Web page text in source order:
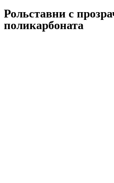
Рольставни с
поликарбоната